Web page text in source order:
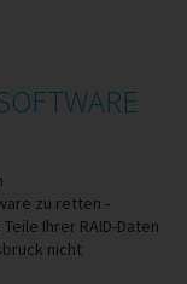
zu retten -
Ihrer RAID-Daten
nicht